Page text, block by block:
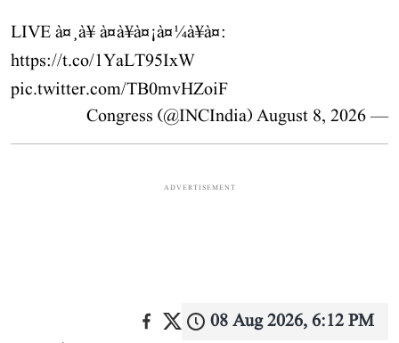
LIVE à¤¸à¥ à¤à¥à¤¡à¤¼à¥à¤:
https://t.co/1YaLT95IxW
pic.twitter.com/TB0mvHZoiF
— Congress (@INCIndia)
August 8, 2026
ADVERTISEMENT
08 Aug 2026, 6:12 PM